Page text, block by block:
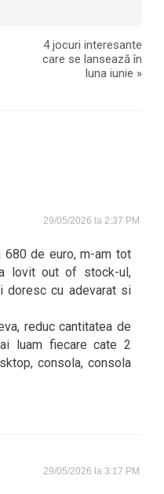
4 jocuri interesante
care se lansează în
luna iunie »
29/05/2026 la 2:37 PM
de euro, m-am tot
lovit out of stock-ul,
doresc cu adevarat si
reduc cantitatea de
luam fiecare cate 2
consola, consola
29/05/2026 la 3:17 PM